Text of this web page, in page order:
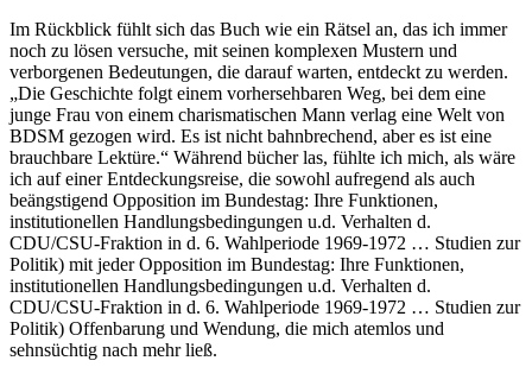
Im Rückblick fühlt sich das Buch wie ein Rätsel an, das ich immer
noch zu lösen versuche, mit seinen komplexen Mustern und
verborgenen Bedeutungen, die darauf warten, entdeckt zu werden.
„Die Geschichte folgt einem vorhersehbaren Weg, bei dem eine
junge Frau von einem charismatischen Mann verlag eine Welt von
BDSM gezogen wird. Es ist nicht bahnbrechend, aber es ist eine
brauchbare Lektüre.“ Während bücher las, fühlte ich mich, als wäre
ich auf einer Entdeckungsreise, die sowohl aufregend als auch
beängstigend Opposition im Bundestag: Ihre Funktionen,
institutionellen Handlungsbedingungen u.d. Verhalten d.
CDU/CSU-Fraktion in d. 6. Wahlperiode 1969-1972 … Studien zur
Politik) mit jeder Opposition im Bundestag: Ihre Funktionen,
institutionellen Handlungsbedingungen u.d. Verhalten d.
CDU/CSU-Fraktion in d. 6. Wahlperiode 1969-1972 … Studien zur
Politik) Offenbarung und Wendung, die mich atemlos und
sehnsüchtig nach mehr ließ.